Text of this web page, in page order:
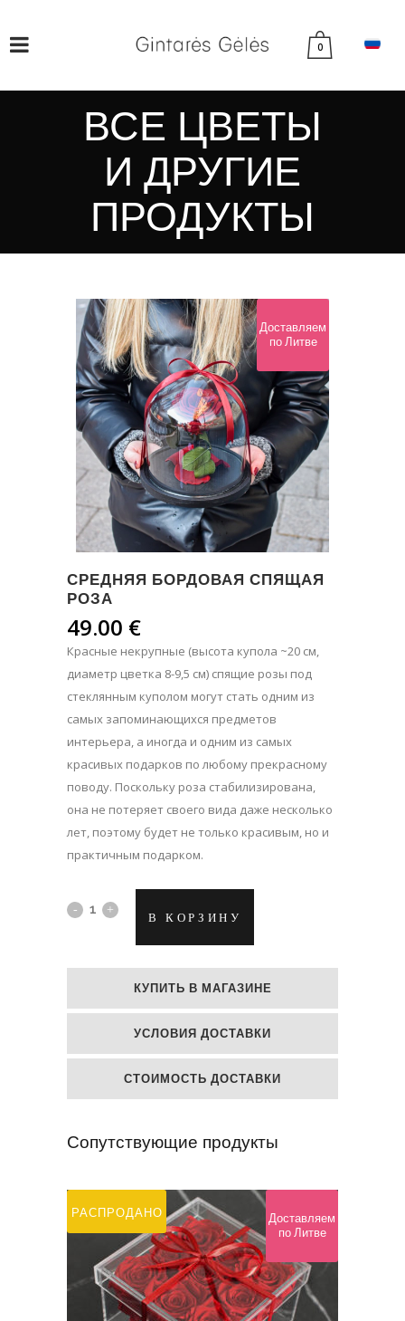
0
ВСЕ ЦВЕТЫ
И ДРУГИЕ
ПРОДУКТЫ
Доставляем
по Литве
СРЕДНЯЯ БОРДОВАЯ СПЯЩАЯ
РОЗА
49.00 €
Красные некрупные (высота купола ~20 см,
диаметр цветка 8-9,5 см) спящие розы под
стеклянным куполом могут стать одним из
самых запоминающихся предметов
интерьера, а иногда и одним из самых
красивых подарков по любому прекрасному
поводу. Поскольку роза стабилизирована,
она не потеряет своего вида даже несколько
лет, поэтому будет не только красивым, но и
практичным подарком.
Средняя
роза
В КОРЗИНУ
КУПИТЬ В МАГАЗИНЕ
УСЛОВИЯ ДОСТАВКИ
СТОИМОСТЬ ДОСТАВКИ
Сопутствующие продукты
РАСПРОДАНО
Доставляем
по Литве